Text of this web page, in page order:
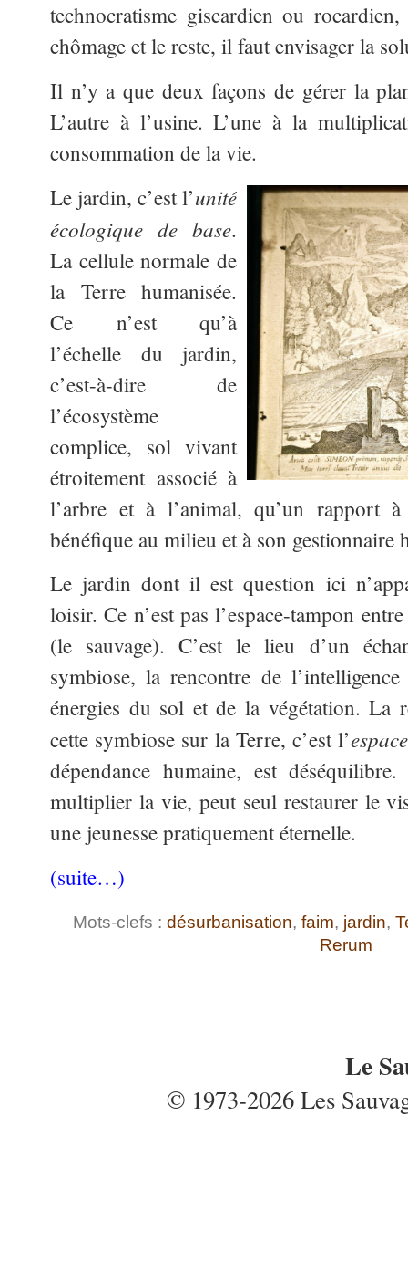
technocratisme giscardien ou
chômage et le reste, il faut envisager la
Il n’y a que deux façons de gérer la
L’autre à l’usine. L’une à la
consommation de la vie.
Le jardin, c’est l’unité
écologique de base.
La cellule normale de
la Terre humanisée.
Ce n’est qu’à
l’échelle du jardin,
c’est-à-dire de
l’écosystème
complice, sol vivant
étroitement associé à
l’arbre et à l’animal, qu’un rapport
bénéfique au milieu et à son gestionnaire
Le jardin dont il est question ici
loisir. Ce n’est pas l’espace-tampon
(le sauvage). C’est le lieu d’un
symbiose, la rencontre de
énergies du sol et de la végétation. La
cette symbiose sur la Terre, c’est l’
dépendance humaine, est
multiplier la vie, peut seul restaurer le
une jeunesse pratiquement éternelle.
(suite…)
Mots-clefs : désurbanisation, faim, jardin,
Rerum
Le
© 1973-2026 Les